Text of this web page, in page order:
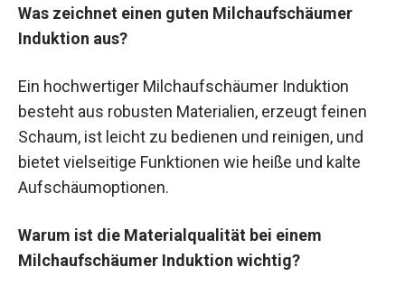
Was zeichnet einen guten Milchaufschäumer
Induktion aus?
Ein hochwertiger Milchaufschäumer Induktion
besteht aus robusten Materialien, erzeugt feinen
Schaum, ist leicht zu bedienen und reinigen, und
bietet vielseitige Funktionen wie heiße und kalte
Aufschäumoptionen.
Warum ist die Materialqualität bei einem
Milchaufschäumer Induktion wichtig?